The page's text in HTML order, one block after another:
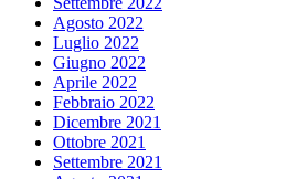
Agosto 2022
Luglio 2022
Giugno 2022
Aprile 2022
Febbraio 2022
Dicembre 2021
Ottobre 2021
Settembre 2021